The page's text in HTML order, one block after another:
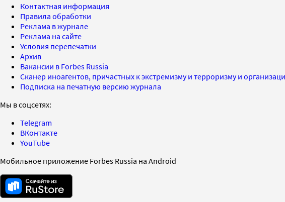
Контактная информация
Правила обработки
Реклама в журнале
Реклама на сайте
Условия перепечатки
Архив
Вакансии в Forbes Russia
Сканер иноагентов, причастных к экстремизму и терроризму и
Подписка на печатную версию журнала
Мы в соцсетях:
Telegram
ВКонтакте
YouTube
Мобильное приложение Forbes Russia на Android